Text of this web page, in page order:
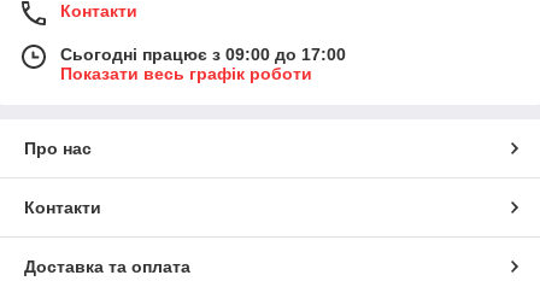
Контакти
Сьогодні працює з 09:00 до 17:00
Показати весь графік роботи
Про нас
Контакти
Доставка та оплата